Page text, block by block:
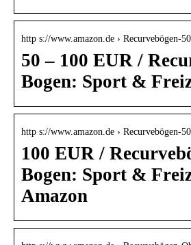
http s://www.amazon.de › Recurvebögen-
50 – 100 EUR /
Bogen: Sport &
http s://www.amazon.de › Recurvebögen-
100 EUR /
Bogen: Sport &
Amazon